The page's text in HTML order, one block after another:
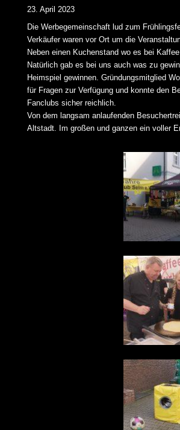
23. April 2023
Die Werbegemeinschaft lud zum
Verkäufer waren vor Ort um die
Neben einen Kuchenstand wo es bei
Natürlich gab es bei uns auch was zu
Heimspiel gewinnen. Gründungsmitglied
für Fragen zur Verfügung und konnte den
Fanclubs sicher reichlich.
Von dem langsam anlaufenden
Altstadt. Im großen und ganzen ein voller